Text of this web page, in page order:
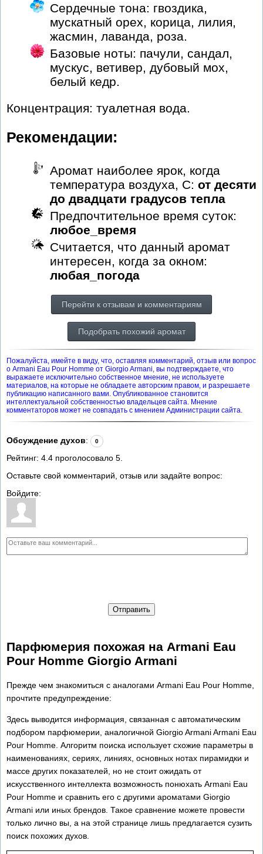
Сердечные тона: гвоздика,
мускатный орех, корица, лилия,
жасмин, лаванда, роза.
Базовые ноты: пачули, сандал,
мускус, ветивер, дубовый мох,
белый кедр.
Концентрация: туалетная вода.
Рекомендации:
Аромат наиболее ярок, когда
температура воздуха, С: от десяти
до двадцати градусов тепла
Предпочтительное время суток:
любое_время
Считается, что данный аромат
интересен, когда за окном:
любая_погода
Перейти к отзывам и комментариям
Подобрать похожий аромат
Пожалуйста, имейте в виду, что, оставляя комментарий, отзыв или вопрос
о Armani Eau Pour Homme от Giorgio Armani, вы подтверждаете, что
выражаете исключительно собственное мнение, не используете
материалов, на которые не обладаете авторским правом, и разрешаете
публикацию написанного вами. Опубликованное становится
интеллектуальной собственностью владельцев сайта. Мнение
комментаторов может не совпадать с мнением Администрации сайта.
Обсуждение духов: 0
Рейтинг: 4.4 проголосовало 5
Оставьте свой комментарий, отзыв или задайте вопрос:
Войдите:
Отправить
Парфюмерия похожая на Armani Eau
Pour Homme Giorgio Armani
Прежде чем знакомиться с аналогами Armani Eau Pour Homme,
прочтите предупреждение:
Здесь выводится информация, связанная с автоматическим
подбором парфюмерии, аналогичной Giorgio Armani Armani Eau
Pour Homme. Алгоритм поиска использует схожие параметры в
наименованиях, сериях, линиях, основных нотах пирамидки и
массе других показателей, но не стоит ожидать от
искусственного интеллекта возможность понюхать Armani Eau
Pour Homme и сравнить его с другими ароматами Giorgio
Armani или иных брендов. Такое сравнение можете провести
только лично вы, а на этой странице лишь предлагается сузить
поиск похожих духов.